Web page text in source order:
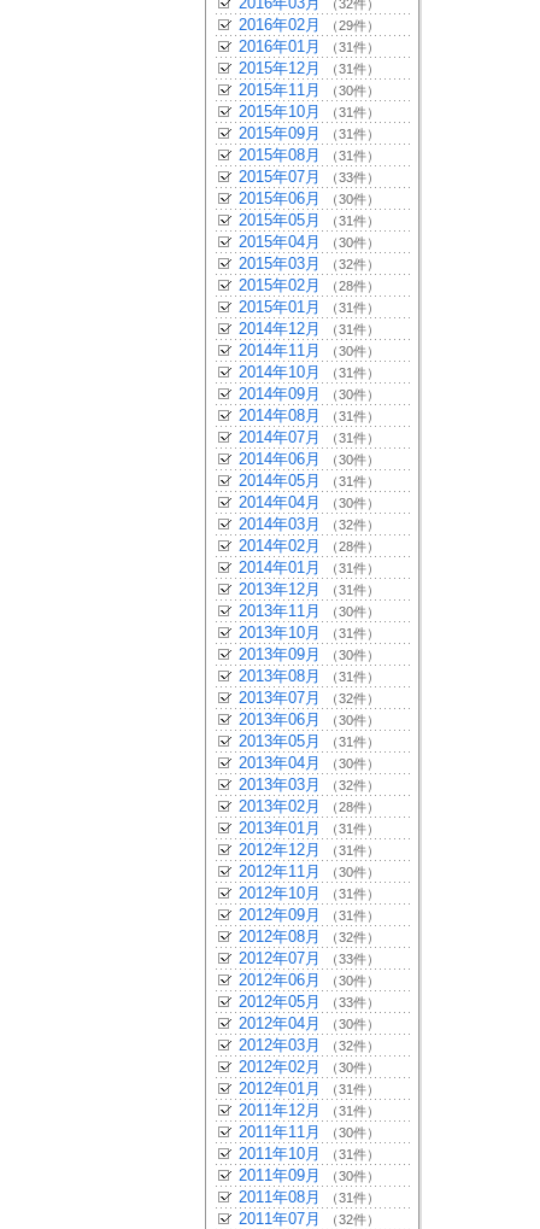
（32件）
2016年02月 （29件）
2016年01月 （31件）
2015年12月 （31件）
2015年11月 （30件）
2015年10月 （31件）
2015年09月 （31件）
2015年08月 （31件）
2015年07月 （33件）
2015年06月 （30件）
2015年05月 （31件）
2015年04月 （30件）
2015年03月 （32件）
2015年02月 （28件）
2015年01月 （31件）
2014年12月 （31件）
2014年11月 （30件）
2014年10月 （31件）
2014年09月 （30件）
2014年08月 （31件）
2014年07月 （31件）
2014年06月 （30件）
2014年05月 （31件）
2014年04月 （30件）
2014年03月 （32件）
2014年02月 （28件）
2014年01月 （31件）
2013年12月 （31件）
2013年11月 （30件）
2013年10月 （31件）
2013年09月 （30件）
2013年08月 （31件）
2013年07月 （32件）
2013年06月 （30件）
2013年05月 （31件）
2013年04月 （30件）
2013年03月 （32件）
2013年02月 （28件）
2013年01月 （31件）
2012年12月 （31件）
2012年11月 （30件）
2012年10月 （31件）
2012年09月 （31件）
2012年08月 （32件）
2012年07月 （33件）
2012年06月 （30件）
2012年05月 （33件）
2012年04月 （30件）
2012年03月 （32件）
2012年02月 （30件）
2012年01月 （31件）
2011年12月 （31件）
2011年11月 （30件）
2011年10月 （31件）
2011年09月 （30件）
2011年08月 （31件）
2011年07月 （32件）